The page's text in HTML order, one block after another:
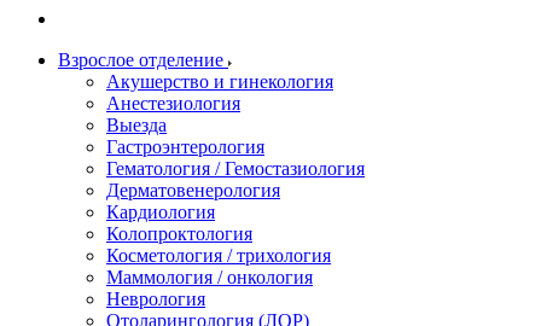
Взрослое отделение
Акушерство и гинекология
Анестезиология
Выезда
Гастроэнтерология
Гематология / Гемостазиология
Дерматовенерология
Кардиология
Колопроктология
Косметология / трихология
Маммология / онкология
Неврология
Отоларингология (ЛОР)